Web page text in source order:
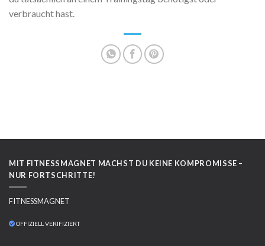
verbraucht hast.
MIT FITNESSMAGNET MACHST DU KEINE KOMPROMISSE –
NUR FORTSCHRITTE!
FITNESSMAGNET
OFFIZIELL VERIFIZIERT